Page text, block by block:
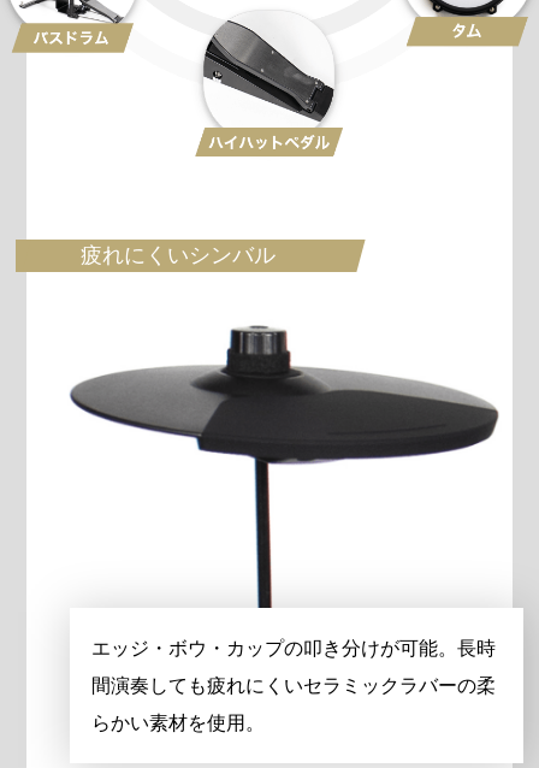
疲れにくいシンバル
エッジ・ボウ・カップの叩き分けが可能。長時
間演奏しても疲れにくいセラミックラバーの柔
らかい素材を使用。